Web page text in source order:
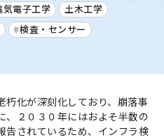
マイクロ・ナノ
化学
高分子・プラスチ
ック
建築学
工学
気電子工学
土木工学
検査・センサー
朽化が深刻化しており、崩落事
、２０３０年にはおよそ半数の
告されているため、インフラ検